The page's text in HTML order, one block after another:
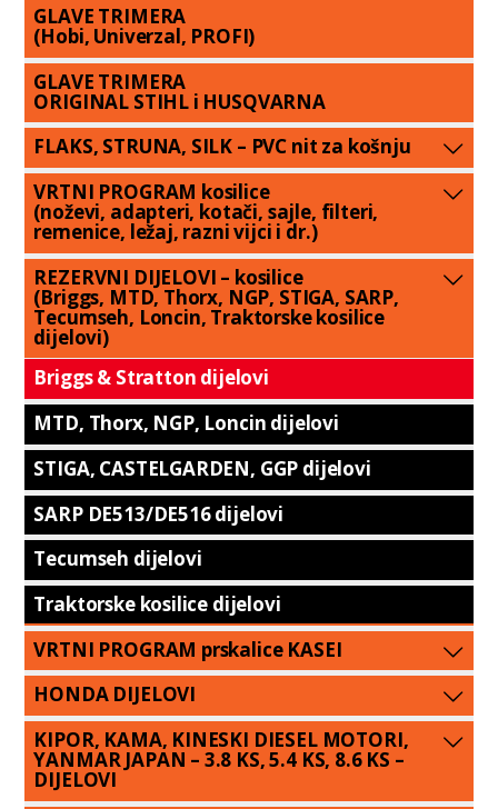
GLAVE TRIMERA
(Hobi, Univerzal, PROFI)
GLAVE TRIMERA
ORIGINAL STIHL i HUSQVARNA
FLAKS, STRUNA, SILK – PVC nit za košnju
VRTNI PROGRAM kosilice
(noževi, adapteri, kotači, sajle, filteri,
remenice, ležaj, razni vijci i dr.)
REZERVNI DIJELOVI – kosilice
(Briggs, MTD, Thorx, NGP, STIGA, SARP,
Tecumseh, Loncin, Traktorske kosilice
dijelovi)
Briggs & Stratton dijelovi
MTD, Thorx, NGP, Loncin dijelovi
STIGA, CASTELGARDEN, GGP dijelovi
SARP DE513/DE516 dijelovi
Tecumseh dijelovi
Traktorske kosilice dijelovi
VRTNI PROGRAM prskalice KASEI
HONDA DIJELOVI
KIPOR, KAMA, KINESKI DIESEL MOTORI,
YANMAR JAPAN – 3.8 KS, 5.4 KS, 8.6 KS –
DIJELOVI